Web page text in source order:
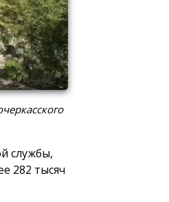
службы,
282 тысяч